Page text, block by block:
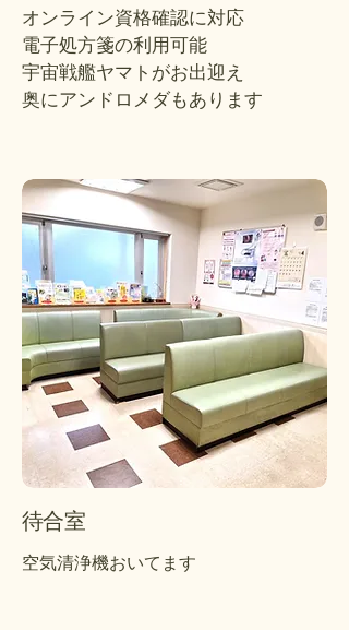
オンライン資格確認に対応
電子処方箋の利用可能
宇宙戦艦ヤマトがお出迎え
​奥にアンドロメダもあります
待合室
空気清浄機おいてます